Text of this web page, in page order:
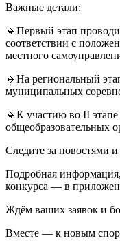
Важные детали:
🔹Первый этап
соответствии с
местного
🔹На региональный
муниципальных
🔹К участию во II
общеобразовательных
Следите за новостями и
Подробная
конкурса — в
Ждём ваших заявок и
Вместе — к новым